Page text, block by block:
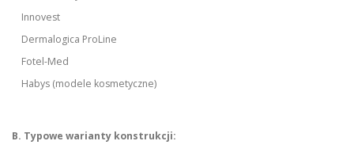
Innovest
Dermalogica ProLine
Fotel-Med
Habys (modele kosmetyczne)
B. Typowe warianty konstrukcji: